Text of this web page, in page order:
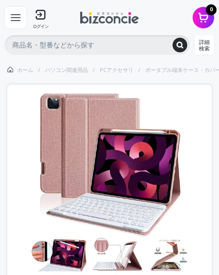
ログイン
0
詳細
検索
ホーム パソコン関連用品 PCアクセサリ ポータブル端末ケース・カバ